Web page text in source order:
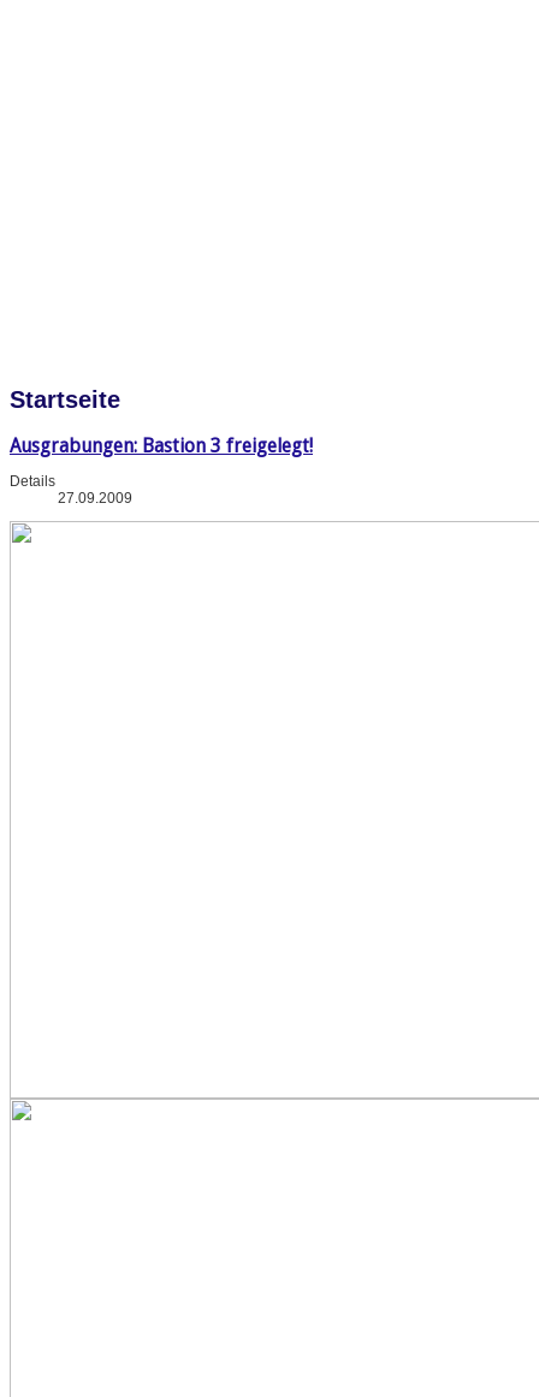
Startseite
Ausgrabungen: Bastion 3 freigelegt!
Details
27.09.2009